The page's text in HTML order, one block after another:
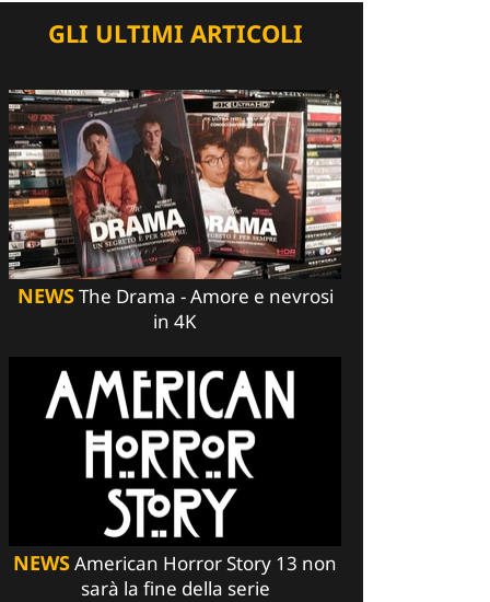
GLI ULTIMI ARTICOLI
NEWSThe Drama - Amore e nevrosi
in 4K
NEWSAmerican Horror Story 13 non
sarà la fine della serie